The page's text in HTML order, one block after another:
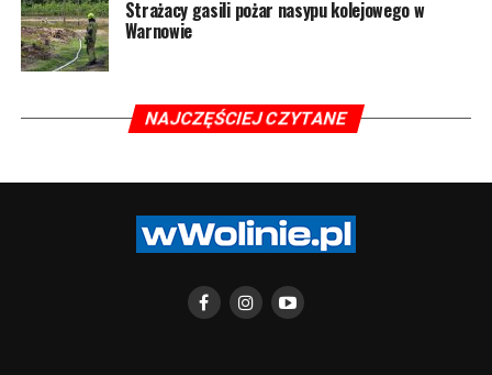
Strażacy gasili pożar nasypu kolejowego w
Warnowie
NAJCZĘŚCIEJ CZYTANE